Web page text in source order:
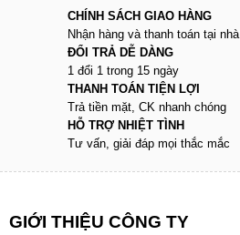
CHÍNH SÁCH GIAO HÀNG
Nhận hàng và thanh toán tại nhà
ĐỔI TRẢ DỄ DÀNG
1 đổi 1 trong 15 ngày
THANH TOÁN TIỆN LỢI
Trả tiền mặt, CK nhanh chóng
HỖ TRỢ NHIỆT TÌNH
Tư vấn, giải đáp mọi thắc mắc
GIỚI THIỆU CÔNG TY